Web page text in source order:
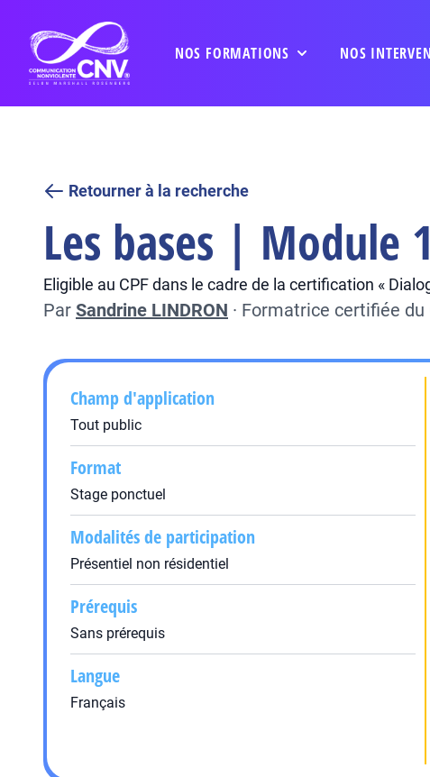
NOS FORMATIONS NOS
Retourner à la recherche
Les bases | Module
Eligible au CPF dans le cadre de la certification «
Par Sandrine LINDRON · Formatrice certifiée du
Champ d'application
Tout public
Format
Stage ponctuel
Modalités de participation
Présentiel non résidentiel
Prérequis
Sans prérequis
Langue
Français